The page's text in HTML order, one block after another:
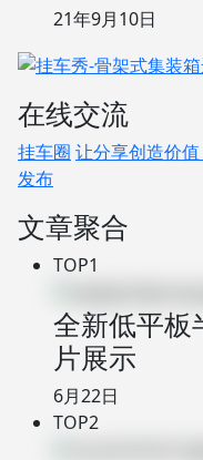
21年9月10日
在线交流
挂车圈 让分享创造价值
发布
文章聚合
TOP1
全新低平板
片展示
6月22日
TOP2